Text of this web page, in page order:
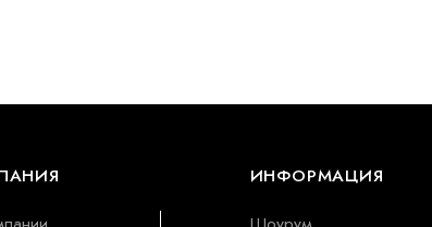
ИНФОРМАЦИЯ